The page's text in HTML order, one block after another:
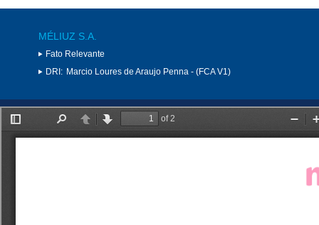
MÉLIUZ S.A.
Fato Relevante
DRI: Marcio Loures de Araujo Penna - (FCA V1)